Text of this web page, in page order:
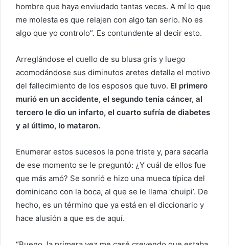
hombre que haya enviudado tantas veces. A mí lo que
me molesta es que relajen con algo tan serio. No es
algo que yo controlo”. Es contundente al decir esto.
Arreglándose el cuello de su blusa gris y luego
acomodándose sus diminutos aretes detalla el motivo
del fallecimiento de los esposos que tuvo. El primero
murió en un accidente, el segundo tenía cáncer, al
tercero le dio un infarto, el cuarto sufría de diabetes
y al último, lo mataron.
Enumerar estos sucesos la pone triste y, para sacarla
de ese momento se le preguntó: ¿Y cuál de ellos fue
que más amó? Se sonrió e hizo una mueca típica del
dominicano con la boca, al que se le llama ‘chuipi’. De
hecho, es un término que ya está en el diccionario y
hace alusión a que es de aquí.